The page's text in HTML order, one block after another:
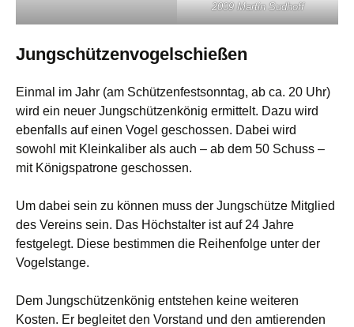
2009 Martin Sudhoff
Jungschützenvogelschießen
Einmal im Jahr (am Schützenfestsonntag, ab ca. 20 Uhr)
wird ein neuer Jungschützenkönig ermittelt. Dazu wird
ebenfalls auf einen Vogel geschossen. Dabei wird
sowohl mit Kleinkaliber als auch – ab dem 50 Schuss –
mit Königspatrone geschossen.
Um dabei sein zu können muss der Jungschütze Mitglied
des Vereins sein. Das Höchstalter ist auf 24 Jahre
festgelegt. Diese bestimmen die Reihenfolge unter der
Vogelstange.
Dem Jungschützenkönig entstehen keine weiteren
Kosten. Er begleitet den Vorstand und den amtierenden